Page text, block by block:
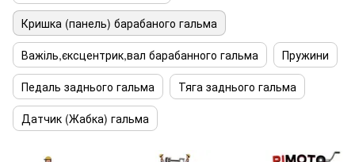
Кришка (панель) барабаного гальма
Важіль,єксцентрик,вал барабанного гальма
Пружини
Педаль заднього гальма
Тяга заднього гальма
Датчик (Жабка) гальма